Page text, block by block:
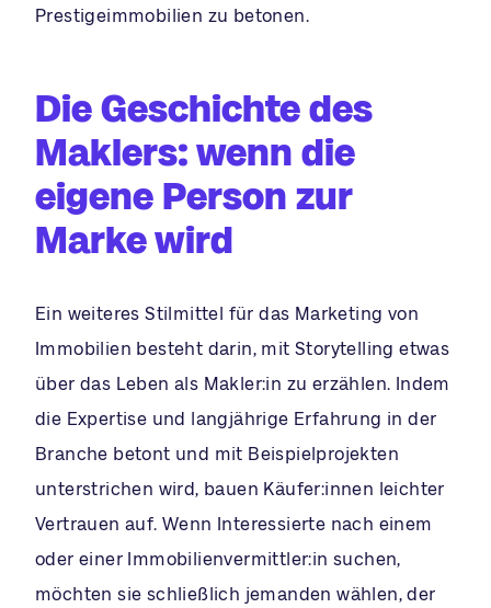
Prestigeimmobilien zu betonen.
Die Geschichte des
Maklers: wenn die
eigene Person zur
Marke wird
Ein weiteres Stilmittel für das Marketing von
Immobilien besteht darin, mit Storytelling etwas
über das Leben als Makler:in zu erzählen. Indem
die Expertise und langjährige Erfahrung in der
Branche betont und mit Beispielprojekten
unterstrichen wird, bauen Käufer:innen leichter
Vertrauen auf. Wenn Interessierte nach einem
oder einer Immobilienvermittler:in suchen,
möchten sie schließlich jemanden wählen, der